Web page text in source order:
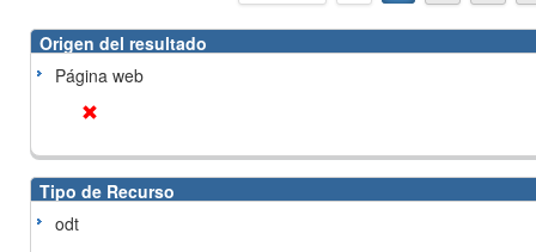
Origen del resultado
Página web
Tipo de Recurso
odt